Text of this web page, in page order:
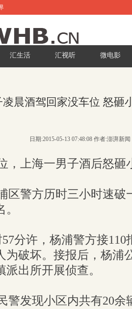
汇生活 汇视听 微电影
凌晨酒驾回家没车位 怒砸
日期:2015-05-13 07:48:08 作者:澎湃新闻
，上海一男子酒后怒砸
区警方历时三小时速破
分许，杨浦警方接110
为破坏。接报后，杨浦
出所开展侦查。
警发现小区内共有20余